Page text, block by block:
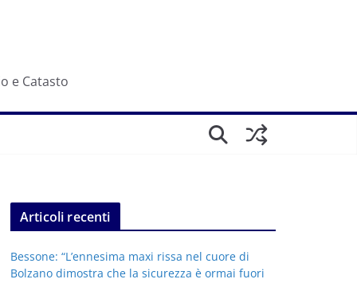
e Catasto
Articoli recenti
Bessone: “L’ennesima maxi rissa nel cuore di
Bolzano dimostra che la sicurezza è ormai fuori